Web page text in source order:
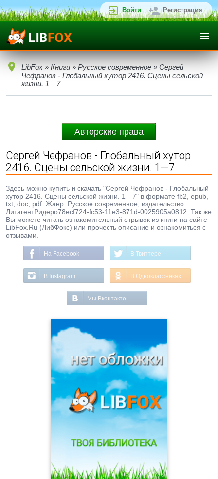
Войти Регистрация
LibFox » Книги » Русское современное » Сергей
Чефранов - Глобальный хутор 2416. Сцены сельской
жизни. 1—7
Авторские права
Сергей Чефранов - Глобальный хутор
2416. Сцены сельской жизни. 1—7
Здесь можно купить и скачать "Сергей Чефранов - Глобальный
хутор 2416. Сцены сельской жизни. 1—7" в формате fb2, epub,
txt, doc, pdf. Жанр: Русское современное, издательство
ЛитагентРидеро78ecf724-fc53-11e3-871d-0025905a0812. Так же
Вы можете читать ознакомительный отрывок из книги на сайте
LibFox.Ru (ЛибФокс) или прочесть описание и ознакомиться с
отзывами.
На Facebook В Твиттере
В Instagram В Одноклассниках
Мы Вконтакте